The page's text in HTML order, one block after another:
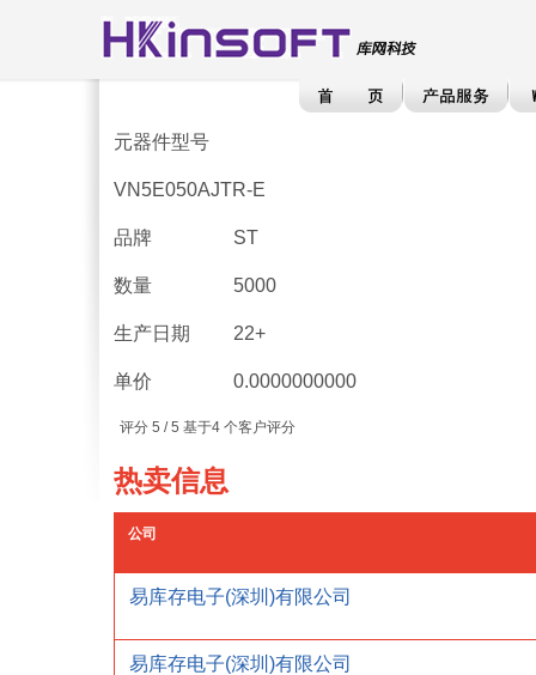
元器件型号
VN5E050AJTR-E
品牌 ST
数量 5000
生产日期 22+
单价 0.0000000000
评分 5 / 5 基于4个客户评分
热卖信息
公司
易库存电子(深圳)有限公司
易库存电子(深圳)有限公司